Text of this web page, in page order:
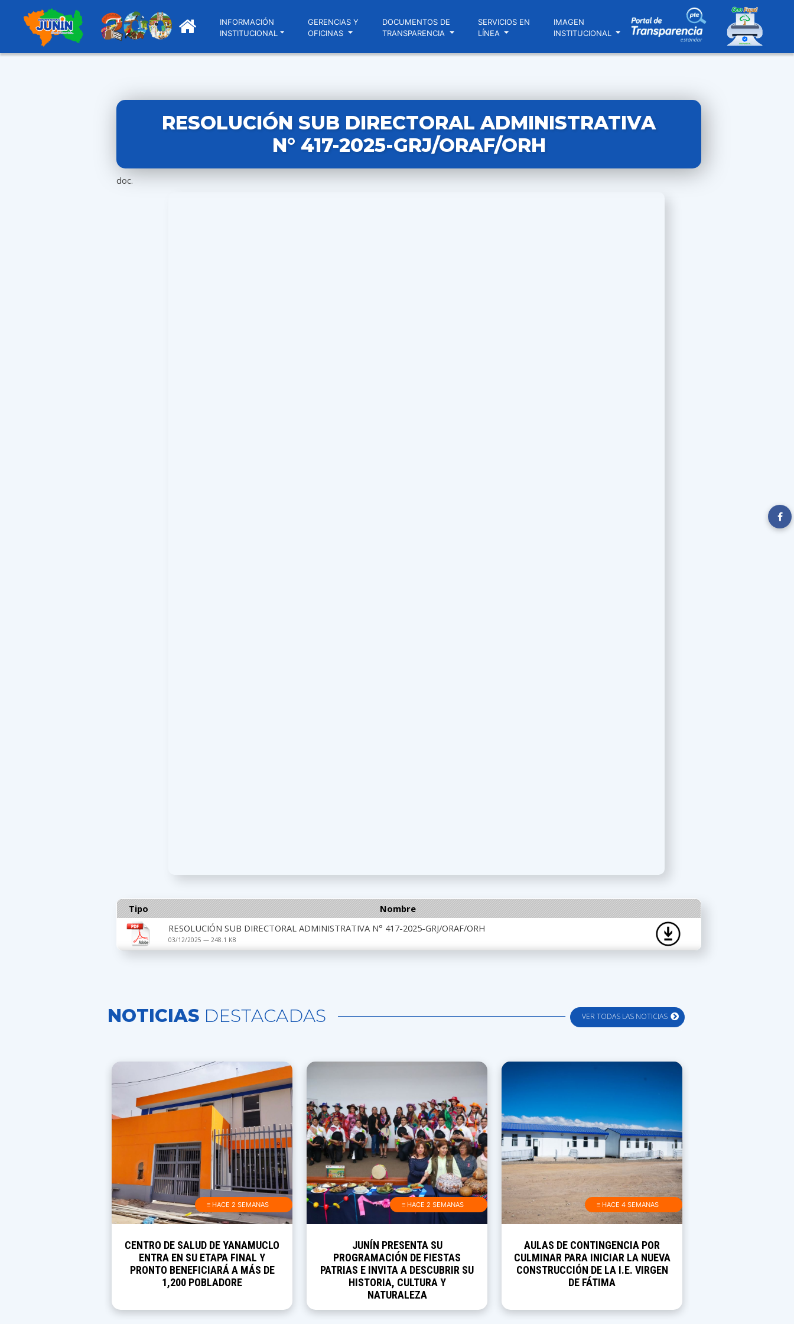
INFORMACIÓN
INSTITUCIONAL
GERENCIAS Y
OFICINAS
DOCUMENTOS DE
TRANSPARENCIA
SERVICIOS EN
LÍNEA
IMAGEN
INSTITUCIONAL
RESOLUCIÓN SUB DIRECTORAL ADMINISTRATIVA
N° 417-2025-GRJ/ORAF/ORH
doc.
Tipo
Nombre
RESOLUCIÓN SUB DIRECTORAL ADMINISTRATIVA N° 417-2025-GRJ/ORAF/ORH
03/12/2025 — 248.1 KB
VER TODAS LAS NOTICIAS
NOTICIAS DESTACADAS
≡ HACE 2 SEMANAS
CENTRO DE SALUD DE YANAMUCLO
ENTRA EN SU ETAPA FINAL Y
PRONTO BENEFICIARÁ A MÁS DE
1,200 POBLADORE
≡ HACE 2 SEMANAS
JUNÍN PRESENTA SU
PROGRAMACIÓN DE FIESTAS
PATRIAS E INVITA A DESCUBRIR SU
HISTORIA, CULTURA Y
NATURALEZA
≡ HACE 4 SEMANAS
AULAS DE CONTINGENCIA POR
CULMINAR PARA INICIAR LA NUEVA
CONSTRUCCIÓN DE LA I.E. VIRGEN
DE FÁTIMA